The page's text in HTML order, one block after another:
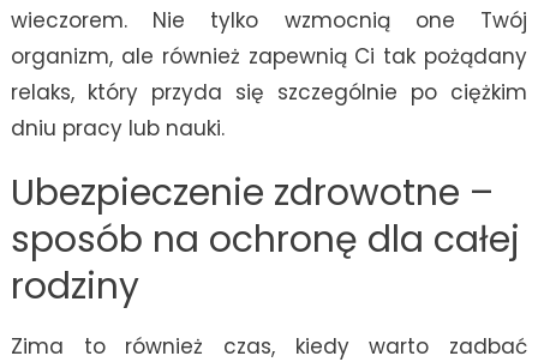
wieczorem. Nie tylko wzmocnią one Twój
organizm, ale również zapewnią Ci tak pożądany
relaks, który przyda się szczególnie po ciężkim
dniu pracy lub nauki.
Ubezpieczenie zdrowotne –
sposób na ochronę dla całej
rodziny
Zima to również czas, kiedy warto zadbać